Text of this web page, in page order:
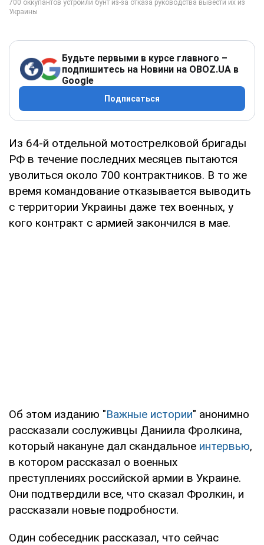
Будьте первыми в курсе главного –
подпишитесь на Новини на OBOZ.UA в
Google
Подписаться
Из 64-й отдельной мотострелковой бригады
РФ в течение последних месяцев пытаются
уволиться около 700 контрактников. В то же
время командование отказывается выводить
с территории Украины даже тех военных, у
кого контракт с армией закончился в мае.
Об этом изданию "Важные истории" анонимно
рассказали сослуживцы Даниила Фролкина,
который накануне дал скандальное интервью,
в котором рассказал о военных
преступлениях российской армии в Украине.
Они подтвердили все, что сказал Фролкин, и
рассказали новые подробности.
Один собеседник рассказал, что сейчас